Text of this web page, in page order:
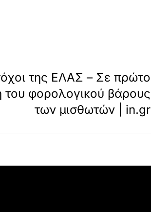
της ΕΛΑΣ – Σε πρώτο
του φορολογικού βάρους
των μισθωτών | in.gr